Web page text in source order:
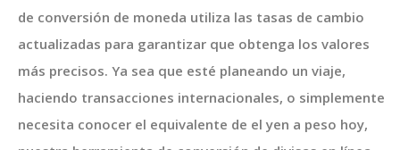
de conversión de moneda utiliza las tasas de cambio
actualizadas para garantizar que obtenga los valores
más precisos. Ya sea que esté planeando un viaje,
haciendo transacciones internacionales, o simplemente
necesita conocer el equivalente de el yen a peso hoy,